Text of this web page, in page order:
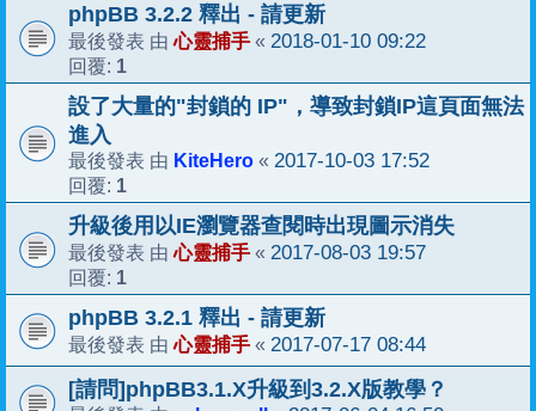
phpBB 3.2.2 釋出 - 請更新
最後發表 由心靈捕手 « 2018-01-10 09:22
回覆: 1
設了大量的"封鎖的 IP"，導致封鎖IP這頁面無法
進入
最後發表 由 KiteHero « 2017-10-03 17:52
回覆: 1
升級後用以IE瀏覽器查閱時出現圖示消失
最後發表 由心靈捕手 « 2017-08-03 19:57
回覆: 1
phpBB 3.2.1 釋出 - 請更新
最後發表 由心靈捕手 « 2017-07-17 08:44
[請問]phpBB3.1.X升級到3.2.X版教學？